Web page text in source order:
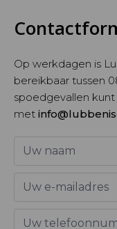
Op werkdagen is
bereikbaar tussen
spoedgevallen kunt
met